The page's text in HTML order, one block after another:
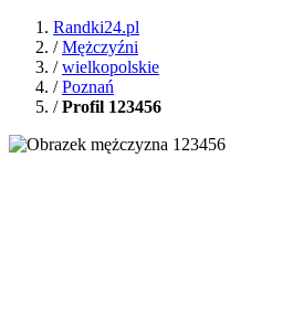
Randki24.pl
/Mężczyźni
/wielkopolskie
/Poznań
/Profil 123456